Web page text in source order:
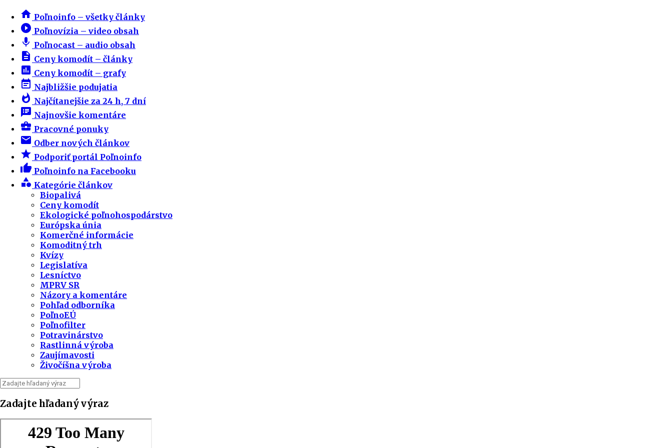
home Poľnoinfo – všetky články
play_circle_filled Poľnovízia – video obsah
mic Poľnocast – audio obsah
description Ceny komodít – články
insert_chart Ceny komodít – grafy
event_note Najbližšie podujatia
whatshot Najčítanejšie za 24 h, 7 dní
speaker_notes Najnovšie komentáre
business_center Pracovné ponuky
email Odber nových článkov
star Podporiť portál Poľnoinfo
thumb_up Poľnoinfo na Facebooku
category Kategórie článkov
Biopalivá
Ceny komodít
Ekologické poľnohospodárstvo
Európska únia
Komerčné informácie
Komoditný trh
Kvízy
Legislatíva
Lesníctvo
MPRV SR
Názory a komentáre
Pohľad odborníka
PoľnoEÚ
Poľnofilter
Potravinárstvo
Rastlinná výroba
Zaujímavosti
Živočíšna výroba
Zadajte hľadaný výraz